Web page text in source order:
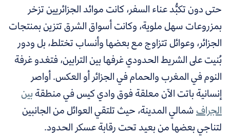
حتى دون تكبُّد عناء السفر، كانت موائد الجزائريين تزخر
بمزروعات سهل ملوية، وكانت أسواق الشرق تتزين بمنتجات
الجزائر، وعوائل تتزاوج مع بعضها وأنساب تختلط، بل ودور
بُنيت على الشريط الحدودي غرفها بين الترابين، فتغدو غرفة
النوم في المغرب والحمام في الجزائر أو العكس. أواصر
إنسانية باتت الآن معلقة فوق وادي كيس في منطقةبين
الجرافشمالي المدينة، حيث تلتقي العوائل من الجانبين
لتناجي بعضها من بعيد تحت رقابة عسكر الحدود.